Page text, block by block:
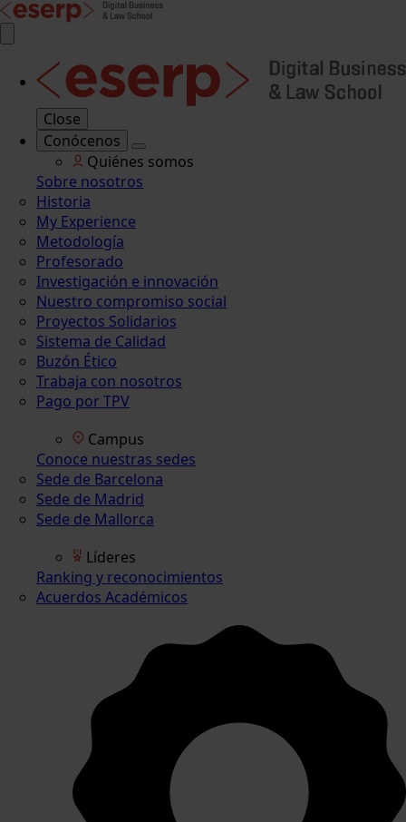
Close
Conócenos
Quiénes somos
Sobre nosotros
Historia
My Experience
Metodología
Profesorado
Investigación e innovación
Nuestro compromiso social
Proyectos Solidarios
Sistema de Calidad
Buzón Ético
Trabaja con nosotros
Pago por TPV
Campus
Conoce nuestras sedes
Sede de Barcelona
Sede de Madrid
Sede de Mallorca
Líderes
Ranking y reconocimientos
Acuerdos Académicos